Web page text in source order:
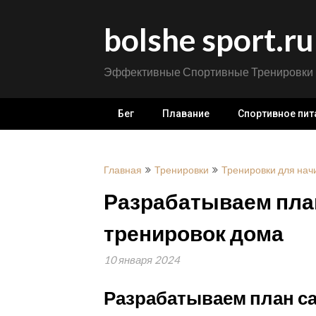
bolshe sport.ru
Эффективные Спортивные Тренировки
Бег Плавание Спортивное
Главная Тренировки Тренировки для
Разрабатываем
тренировок дома
10 января 2024
Разрабатываем план